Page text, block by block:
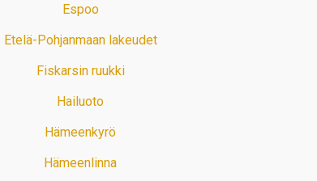
Espoo
Etelä-Pohjanmaan lakeudet
Fiskarsin ruukki
Hailuoto
Hämeenkyrö
Hämeenlinna